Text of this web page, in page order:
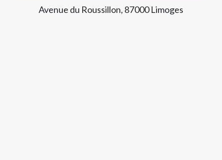
Avenue du Roussillon, 87000 Limoges